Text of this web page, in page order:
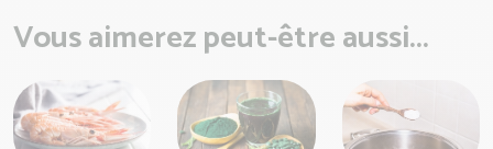
Vous aimerez peut-être aussi...